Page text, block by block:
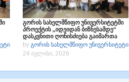
გორის სახელმწიფო უნივერსიტეტში
პროექტის „იდეიდან ბიზნესამდე“
დასკვნითი ღონისძიება გაიმართა
by გორის სახელმწიფო უნივერსიტეტი
24 ივლისი, 2026